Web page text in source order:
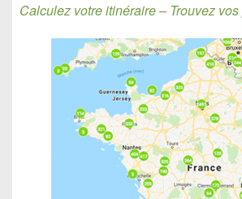
Calculez votre itinéraire – Trouvez